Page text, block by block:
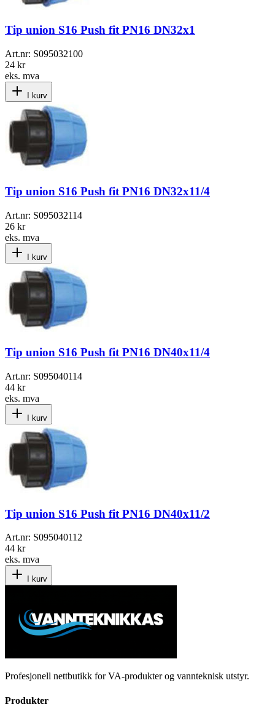
Tip union S16 Push fit PN16 DN32x1
Art.nr: S095032100
24 kr
eks. mva
I kurv
Tip union S16 Push fit PN16 DN32x11/4
Art.nr: S095032114
26 kr
eks. mva
I kurv
Tip union S16 Push fit PN16 DN40x11/4
Art.nr: S095040114
44 kr
eks. mva
I kurv
Tip union S16 Push fit PN16 DN40x11/2
Art.nr: S095040112
44 kr
eks. mva
I kurv
Profesjonell nettbutikk for VA-produkter og vannteknisk utstyr.
Produkter